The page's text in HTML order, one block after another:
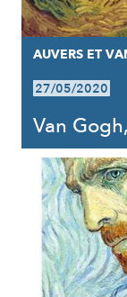
AUVERS ET
27/05/2020
Van